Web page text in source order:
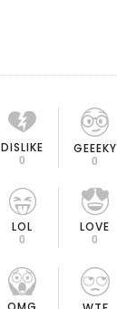
DISLIKE
0
GEEEKY
0
LOL
0
LOVE
0